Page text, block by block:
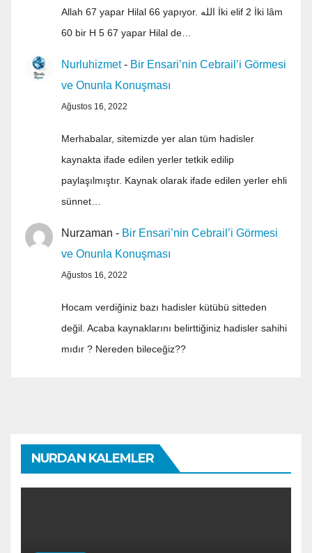
Allah 67 yapar Hilal 66 yapıyor. الله İki elif 2 İki lâm
60 bir H 5 67 yapar Hilal de…
Nurluhizmet- Bir Ensari’nin Cebrail’i Görmesi
ve Onunla Konuşması
Ağustos 16, 2022
Merhabalar, sitemizde yer alan tüm hadisler
kaynakta ifade edilen yerler tetkik edilip
paylaşılmıştır. Kaynak olarak ifade edilen yerler ehli
sünnet…
Nurzaman - Bir Ensari’nin Cebrail’i Görmesi
ve Onunla Konuşması
Ağustos 16, 2022
Hocam verdiğiniz bazı hadisler kütübü sitteden
değil. Acaba kaynaklarını belirttiğiniz hadisler sahihi
mıdır ? Nereden bileceğiz??
NURDAN KALEMLER